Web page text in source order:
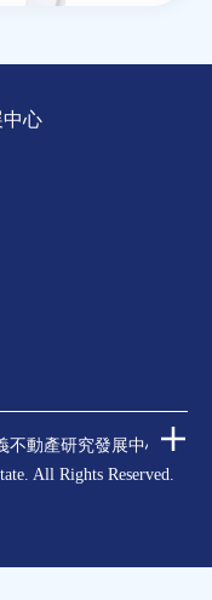
心
不動產研究發展中心
All Rights Reserved.